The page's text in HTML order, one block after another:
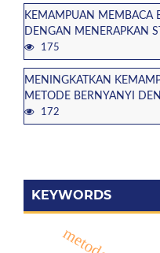
KEMAMPUAN MEMBACA
DENGAN MENERAPKAN
175
MENINGKATKAN
METODE BERNYANYI
172
KEYWORDS